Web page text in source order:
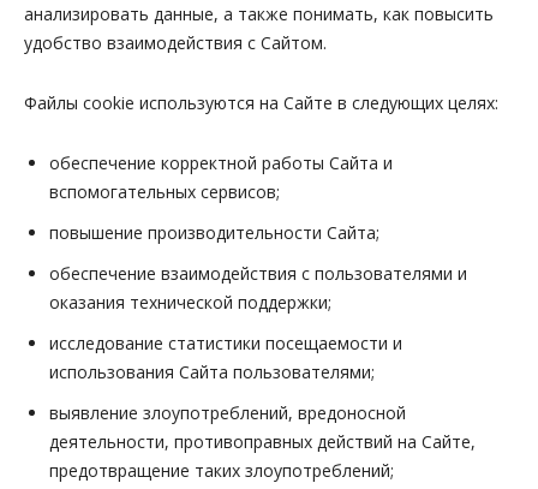
анализировать данные, а также понимать, как повысить
удобство взаимодействия с Сайтом.
Файлы cookie используются на Сайте в следующих целях:
обеспечение корректной работы Сайта и
вспомогательных сервисов;
повышение производительности Сайта;
обеспечение взаимодействия с пользователями и
оказания технической поддержки;
исследование статистики посещаемости и
использования Сайта пользователями;
выявление злоупотреблений, вредоносной
деятельности, противоправных действий на Сайте,
предотвращение таких злоупотреблений;